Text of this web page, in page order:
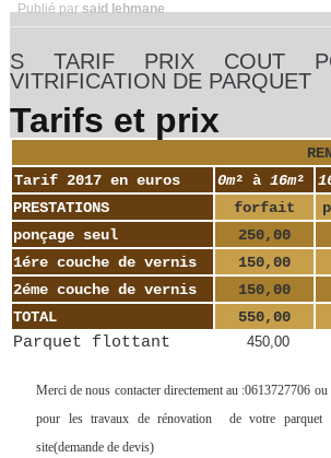
Publié parsaid lehmane
S TARIF PRIX COUT
VITRIFICATION DE PARQUET
Tarifs et prix
Tarif 2017 en euros
0m² à 16m²
PRESTATIONS
forfait
ponçage seul
250,00
1ére couche de vernis
150,00
2éme couche de vernis
150,00
TOTAL
550,00
Parquet flottant 450,00
Merci de nous contacter directement au :0613727706
pour les travaux de rénovation de votre parquet
site(demande de devis)